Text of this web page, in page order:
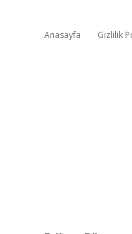
Anasayfa Gizlilik